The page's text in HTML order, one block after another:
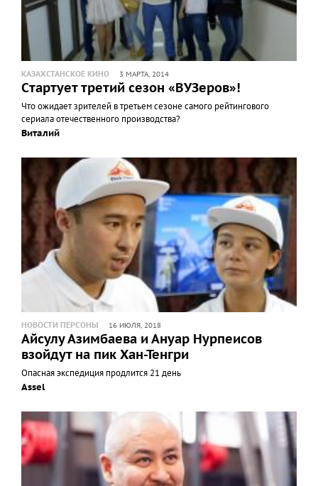
КАЗАХСТАНСКОЕ КИНО 3 МАРТА, 2014
Cтартует третий сезон «ВУЗеров»!
Что ожидает зрителей в третьем сезоне самого рейтингового
сериала отечественного производства?
Виталий
НОВОСТИ ПЕРСОНЫ 16 ИЮЛЯ, 2018
Айсулу Азимбаева и Ануар Нурпеисов
взойдут на пик Хан-Тенгри
Опасная экспедиция продлится 21 день
Assel